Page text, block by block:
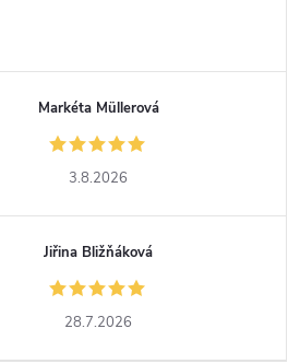
Markéta Müllerová
3.8.2026
Jiřina Bližňáková
28.7.2026